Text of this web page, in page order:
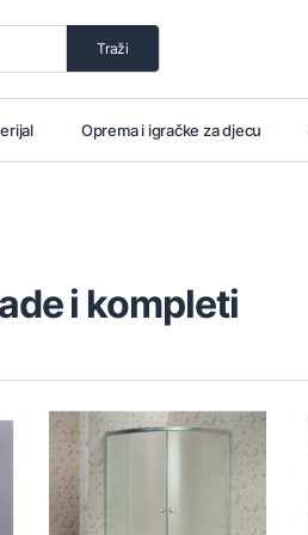
Traži
Oprema i igračke za djecu
i kompleti